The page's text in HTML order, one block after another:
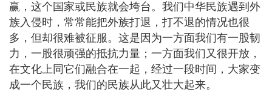
赢，这个国家或民族就会垮台。我们中华民族遇到外
族入侵时，常常能把外族打退，打不退的情况也很
多，但却很难被征服。这是因为一方面我们有一股韧
力，一股很顽强的抵抗力量；一方面我们又很开放，
在文化上同它们融合在一起，经过一段时间，大家变
成一个民族，我们的民族从此又壮大起来。